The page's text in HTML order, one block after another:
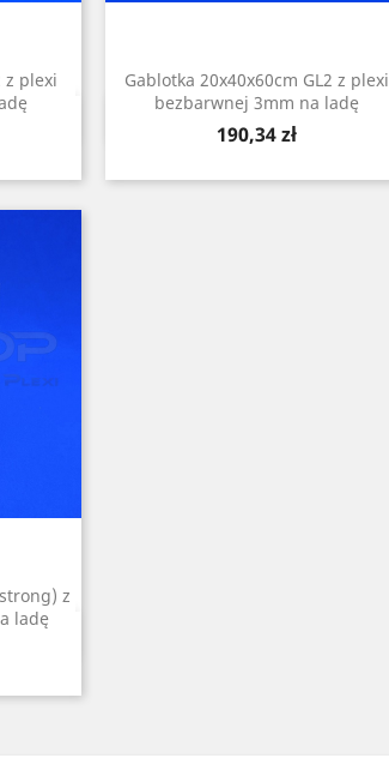
z plexi
Gablotka 20x40x60cm GL2 z plexi
bezbarwnej 3mm na ladę
Cena
190,34 zł
Szybki podgląd
z
ladę